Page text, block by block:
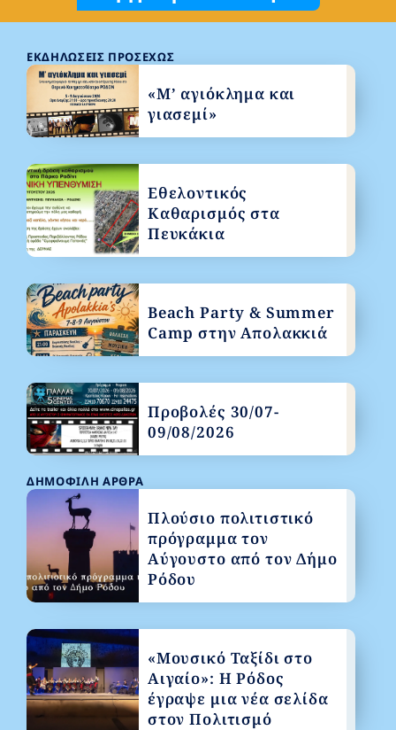
ΔΗΜΟΦΙΛΉ ΆΡΘΡΑ
Πλούσιο πολιτιστικό
πρόγραμμα τον
Αύγουστο από τον Δήμο
Ρόδου
«Μουσικό Ταξίδι στο
Αιγαίο»: Η Ρόδος
έγραψε μια νέα σελίδα
στον Πολιτισμό
ΕΚΔΗΛΏΣΕΙΣ ΠΡΟΣΕΧΏΣ
«Μ’ αγιόκλημα και
γιασεμί»
Εθελοντικός
Καθαρισμός στα
Πευκάκια
Beach Party & Summer
Camp στην Απολακκιά
Προβολές 30/07-
09/08/2026